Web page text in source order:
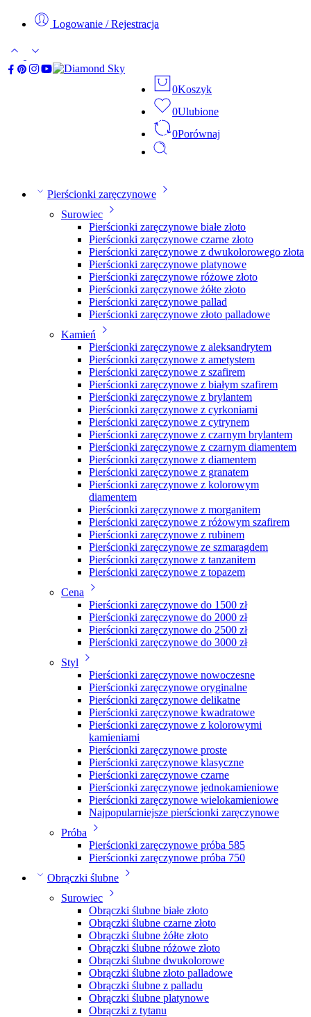
Logowanie / Rejestracja
0Koszyk
0Ulubione
0Porównaj
Pierścionki zaręczynowe
Surowiec
Pierścionki zaręczynowe białe złoto
Pierścionki zaręczynowe czarne złoto
Pierścionki zaręczynowe z dwukolorowego złota
Pierścionki zaręczynowe platynowe
Pierścionki zaręczynowe różowe złoto
Pierścionki zaręczynowe żółte złoto
Pierścionki zaręczynowe pallad
Pierścionki zaręczynowe złoto palladowe
Kamień
Pierścionki zaręczynowe z aleksandrytem
Pierścionki zaręczynowe z ametystem
Pierścionki zaręczynowe z szafirem
Pierścionki zaręczynowe z białym szafirem
Pierścionki zaręczynowe z brylantem
Pierścionki zaręczynowe z cyrkoniami
Pierścionki zaręczynowe z cytrynem
Pierścionki zaręczynowe z czarnym brylantem
Pierścionki zaręczynowe z czarnym diamentem
Pierścionki zaręczynowe z diamentem
Pierścionki zaręczynowe z granatem
Pierścionki zaręczynowe z kolorowym
diamentem
Pierścionki zaręczynowe z morganitem
Pierścionki zaręczynowe z różowym szafirem
Pierścionki zaręczynowe z rubinem
Pierścionki zaręczynowe ze szmaragdem
Pierścionki zaręczynowe z tanzanitem
Pierścionki zaręczynowe z topazem
Cena
Pierścionki zaręczynowe do 1500 zł
Pierścionki zaręczynowe do 2000 zł
Pierścionki zaręczynowe do 2500 zł
Pierścionki zaręczynowe do 3000 zł
Styl
Pierścionki zaręczynowe nowoczesne
Pierścionki zaręczynowe oryginalne
Pierścionki zaręczynowe delikatne
Pierścionki zaręczynowe kwadratowe
Pierścionki zaręczynowe z kolorowymi
kamieniami
Pierścionki zaręczynowe proste
Pierścionki zaręczynowe klasyczne
Pierścionki zaręczynowe czarne
Pierścionki zaręczynowe jednokamieniowe
Pierścionki zaręczynowe wielokamieniowe
Najpopularniejsze pierścionki zaręczynowe
Próba
Pierścionki zaręczynowe próba 585
Pierścionki zaręczynowe próba 750
Obrączki ślubne
Surowiec
Obrączki ślubne białe złoto
Obrączki ślubne czarne złoto
Obrączki ślubne żółte złoto
Obrączki ślubne różowe złoto
Obrączki ślubne dwukolorowe
Obrączki ślubne złoto palladowe
Obrączki ślubne z palladu
Obrączki ślubne platynowe
Obrączki z tytanu